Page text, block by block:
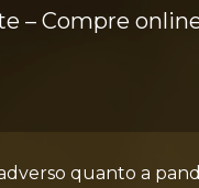
– Compre
quanto a